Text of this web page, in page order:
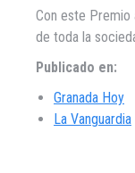
Con este Premio
de toda la
Publicado en:
Granada Hoy
La Vanguardia